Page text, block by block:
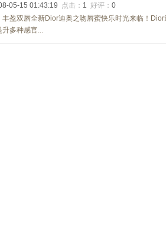
05-15 01:43:19 点击： 1 好评： 0
丰盈双唇全新Dior迪奥之吻唇蜜快乐时光来临！
多种感官...